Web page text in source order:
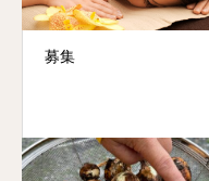
募集